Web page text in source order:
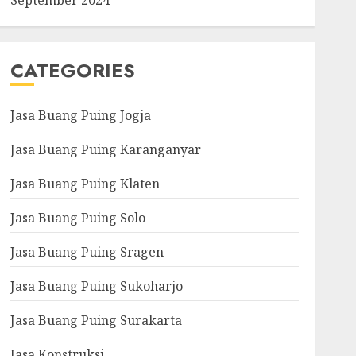
CATEGORIES
Jasa Buang Puing Jogja
Jasa Buang Puing Karanganyar
Jasa Buang Puing Klaten
Jasa Buang Puing Solo
Jasa Buang Puing Sragen
Jasa Buang Puing Sukoharjo
Jasa Buang Puing Surakarta